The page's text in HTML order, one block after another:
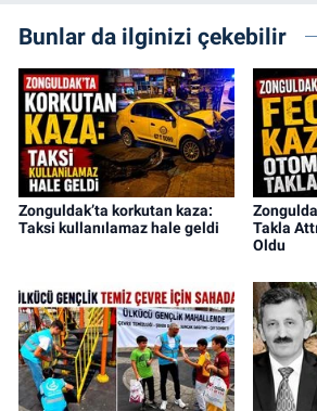
Bunlar da ilginizi çekebilir
Zonguldak’ta korkutan kaza:
Taksi kullanılamaz hale geldi
Takla
Oldu